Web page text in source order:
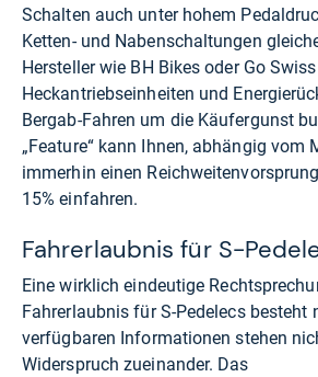
Schalten auch unter hohem
Ketten- und Nabenschaltungen
Hersteller wie BH Bikes oder Go
Heckantriebseinheiten und
Bergab-Fahren um die Käufergunst
„Feature“ kann Ihnen, abhängig vom
immerhin einen
15% einfahren.
Fahrerlaubnis für S-
Eine wirklich eindeutige
Fahrerlaubnis für S-Pedelecs besteht
verfügbaren Informationen stehen
Widerspruch zueinander. Das